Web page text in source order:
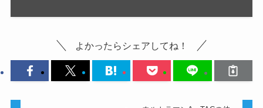
よかったらシェアしてね！